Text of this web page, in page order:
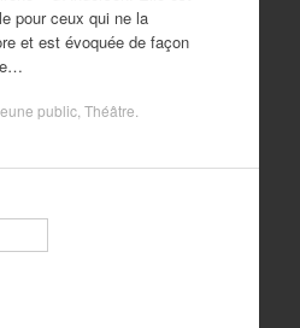
pour ceux qui ne la
et est évoquée de façon
public, Théâtre